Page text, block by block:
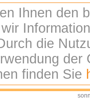
Ihnen den
die
der
finden Sie